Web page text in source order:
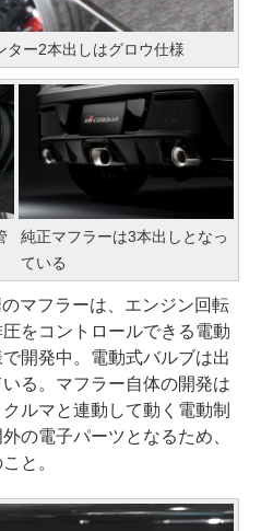
ター2本出しはグロウ仕様
純正マフラーは3本出しとなっ
ている
マフラーは、エンジン回転
をコントロールできる電動
開発中。電動式バルブは出
る。マフラー自体の開発は
ルマと連動して動く電動制
の電子パーツとなるため、
と。